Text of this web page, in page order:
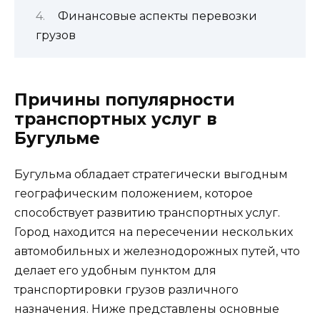
Финансовые аспекты перевозки
грузов
Причины популярности
транспортных услуг в
Бугульме
Бугульма обладает стратегически выгодным
географическим положением, которое
способствует развитию транспортных услуг.
Город находится на пересечении нескольких
автомобильных и железнодорожных путей, что
делает его удобным пунктом для
транспортировки грузов различного
назначения. Ниже представлены основные